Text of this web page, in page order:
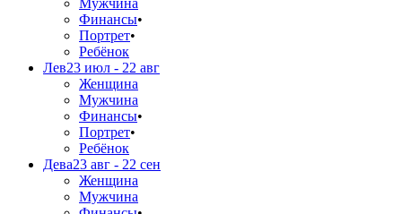
Финансы•
Портрет•
Ребёнок
Лев23 июл - 22 авг
Женщина
Мужчина
Финансы•
Портрет•
Ребёнок
Дева23 авг - 22 сен
Женщина
Мужчина